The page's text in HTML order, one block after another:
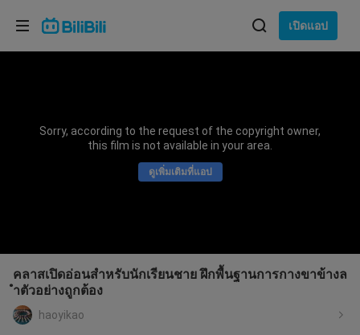
เปิดแอป
Sorry, according to the request of the copyright owner,
this film is not available in your area.
ดูเพิ่มเติมที่แอป
คลาสเปิดอ่อนสำหรับนักเรียนชาย ฝึกพื้นฐานการกางขาข้างล
ำตัวอย่างถูกต้อง
haoyikao
เลือกภาษา